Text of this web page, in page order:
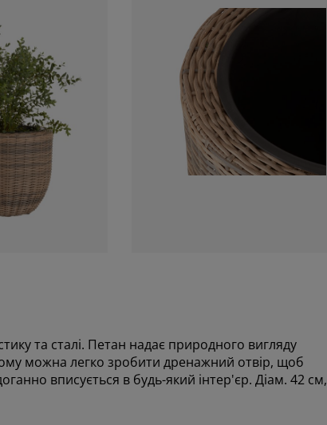
та сталі. Петан надає природного вигляду
можна легко зробити дренажний отвір, щоб
вписується в будь-який інтер'єр. Діам. 42 см,